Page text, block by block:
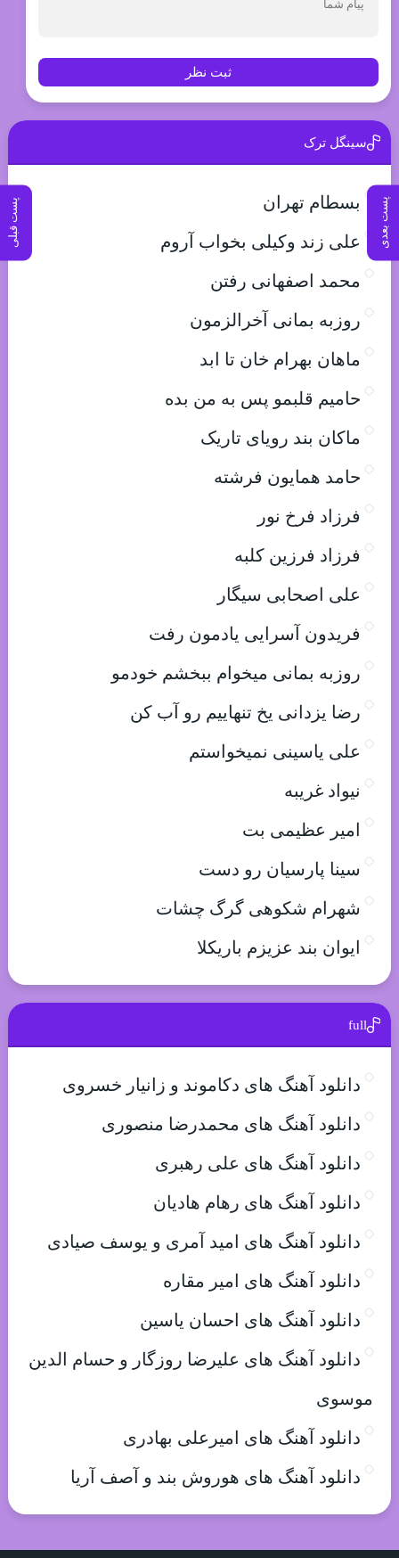
پست بعدی پست قبلی
ثبت نظر
سینگل ترک
بسطام تهران
علی زند وکیلی بخواب آروم
محمد اصفهانی رفتن
روزبه بمانی آخرالزمون
ماهان بهرام خان تا ابد
حامیم قلبمو پس به من بده
ماکان بند رویای تاریک
حامد همایون فرشته
فرزاد فرخ نور
فرزاد فرزین کلبه
علی اصحابی سیگار
فریدون آسرایی یادمون رفت
روزبه بمانی میخوام ببخشم خودمو
رضا یزدانی یخ تنهاییم رو آب کن
علی یاسینی نمیخواستم
نیواد غریبه
امیر عظیمی بت
سینا پارسیان رو دست
شهرام شکوهی گرگ چشات
ایوان بند عزیزم باریکلا
full
دانلود آهنگ های دکاموند و زانیار خسروی
دانلود آهنگ های محمدرضا منصوری
دانلود آهنگ های علی رهبری
دانلود آهنگ های رهام هادیان
دانلود آهنگ های امید آمری و یوسف صیادی
دانلود آهنگ های امیر مقاره
دانلود آهنگ های احسان یاسین
دانلود آهنگ های علیرضا روزگار و حسام الدین
موسوی
دانلود آهنگ های امیرعلی بهادری
دانلود آهنگ های هوروش بند و آصف آریا